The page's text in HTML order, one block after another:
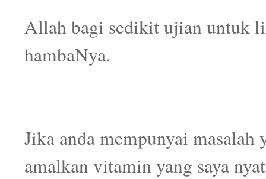
Allah bagi sedikit ujian untuk
hambaNya.
Jika anda mempunyai masalah
amalkan vitamin yang saya